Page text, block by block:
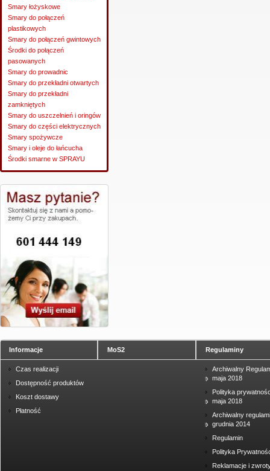
Smary łożyskowe
Smary do połączeń
plastikowych
Smary do połączeń gwintowych
Środki do połączeń
pasowanych
Smary do prowadnic
Smary do przekładni otwartych
Smary do przekładni
zamkniętych
Smary do uszczelnień i oringów
Smary do części elektrycznych
Smary spożywcze
Smary i oleje do łańcucha
Środki smarne w SPRAYU
Informacje
Czas realizacji
Dostępność produktów
Koszt dostawy
Płatność
MoS2 Regulaminy
Archiwalny
maja 2018
Polityka
maja 2018
Archiwalny
grudnia 2014
Regulamin
Polityka
Reklamacje i